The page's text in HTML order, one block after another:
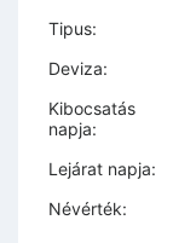
Tipus:
Deviza:
Kibocsatás
napja:
Lejárat napja:
Névérték: